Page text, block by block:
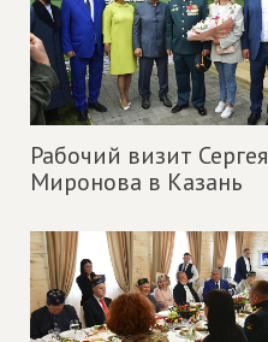
Рабочий визит Сергея
Миронова в Казань